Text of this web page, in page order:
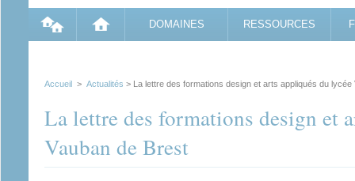
DOMAINES RESSOURCES
Accueil > Actualités > La lettre des formations design et arts appliqués du lycée
La lettre des formations design et
Vauban de Brest